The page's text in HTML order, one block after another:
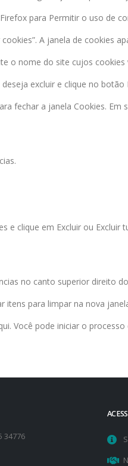
para Permitir o uso de
A janela de cookies
o nome do site cujos
excluir e clique no botão
fechar a janela Cookies. Em
e clique em Excluir ou Excluir
no canto superior direito
itens para limpar na nova
Você pode iniciar o
34776